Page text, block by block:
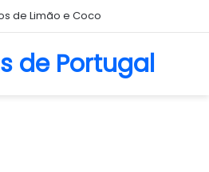
de Limão e Coco
de Portugal